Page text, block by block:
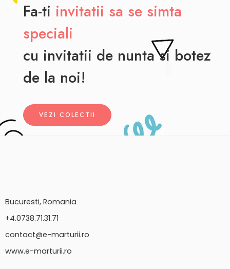
Fa-ti invitatii sa se simta
speciali
cu invitatii de nunta si botez
de la noi!
VEZI COLECTII
Bucuresti, Romania
+4.0738.71.31.71
contact@e-marturii.ro
www.e-marturii.ro